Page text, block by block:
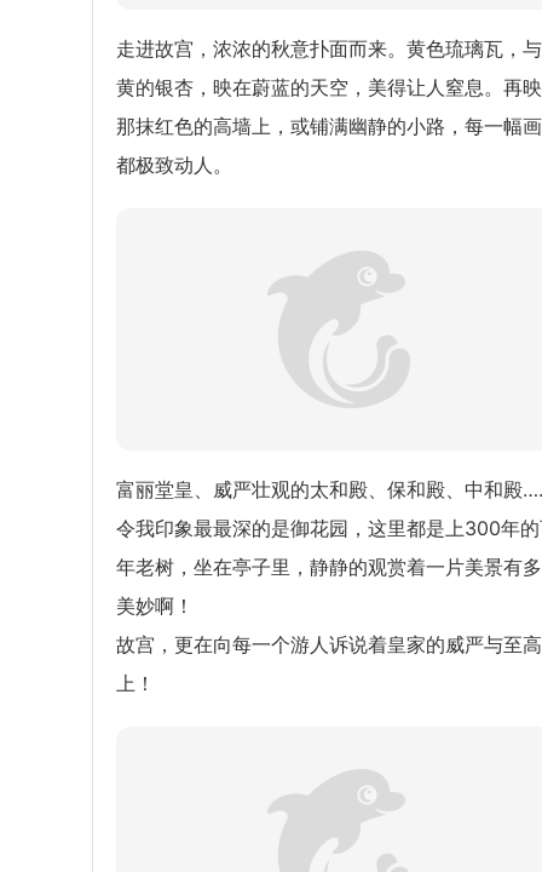
走进故宫，浓浓的秋意扑面而来。黄色琉璃瓦，
黄的银杏，映在蔚蓝的天空，美得让人窒息。再
那抹红色的高墙上，或铺满幽静的小路，每一幅
都极致动人。
富丽堂皇、威严壮观的太和殿、保和殿、中和殿
令我印象最最深的是御花园，这里都是上300年
年老树，坐在亭子里，静静的观赏着一片美景有
美妙啊！
故宫，更在向每一个游人诉说着皇家的威严与至
上！